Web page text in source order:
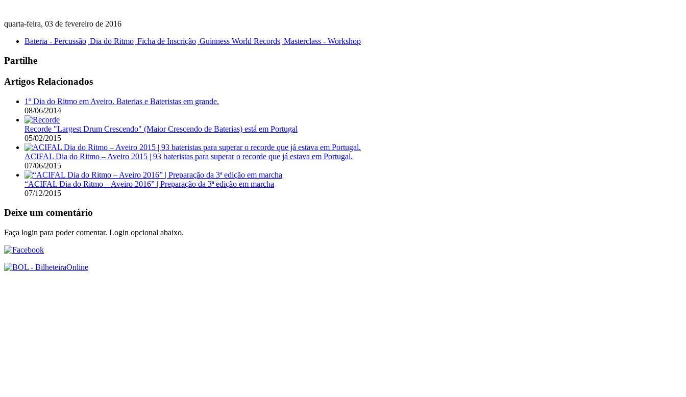
quarta-feira, 03 de fevereiro de 2016
Bateria - Percussão Dia do Ritmo Ficha de Inscrição Guinness World Records Masterclass - Workshop
Partilhe
Artigos Relacionados
1º Dia do Ritmo em Aveiro. Baterias e Bateristas em grande.
08/06/2014
Recorde "Largest Drum Crescendo" (Maior Crescendo de Baterias) está em Portugal
05/02/2015
ACIFAL Dia do Ritmo – Aveiro 2015 | 93 bateristas para superar o recorde que já estava em Portugal.
07/06/2015
“ACIFAL Dia do Ritmo – Aveiro 2016” | Preparação da 3ª edição em marcha
07/12/2015
Deixe um comentário
Faça login para poder comentar. Login opcional abaixo.